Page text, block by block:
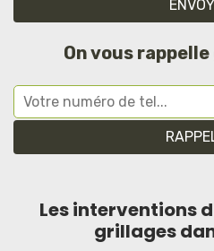
On vous
Les interventions
grillages